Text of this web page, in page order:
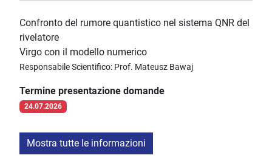
Confronto del rumore quantistico nel sistema QNR del
rivelatore
Virgo con il modello numerico
Responsabile Scientifico: Prof. Mateusz Bawaj
Termine presentazione domande
24.07.2026
Mostra tutte le informazioni